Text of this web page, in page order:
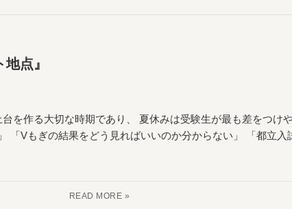
点』
を作る大切な時期であり、 夏休みは受験生が最も差をつけ
「Vもぎの結果をどう見ればいいのか分からない」 「都立入